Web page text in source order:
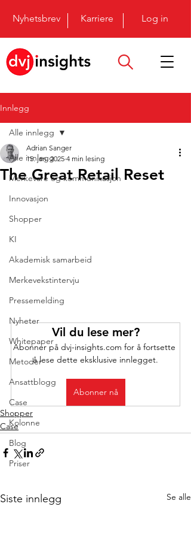
Nyhetsbrev Karriere Log in
Innlegg
Alle innlegg
Merkevare og kommunikasjon
Innovasjon
Shopper
KI
Akademisk samarbeid
Merkevekstintervju
Pressemelding
Nyheter
Whitepaper
Metoder
Ansattblogg
Case
Kolonne
Blog
Priser
Alle innlegg
The Great Retail Reset
Adrian Sanger
15. jan. 2025 4 min lesing
Vil du lese mer?
Abonner på dvj-insights.com for å fortsette
å lese dette eksklusive innlegget.
Abonner nå
Shopper
Case
Siste innlegg Se alle